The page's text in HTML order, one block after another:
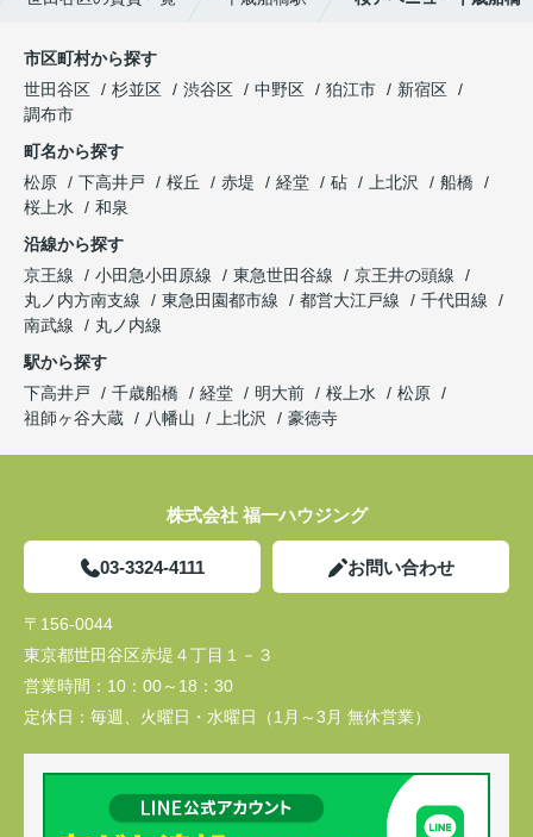
市区町村から探す
世田谷区
杉並区 渋谷区 中野区 狛江市
新宿区
調布市
町名から探す
松原
下高井戸 桜丘 赤堤 経堂 砧 上北沢
船橋
桜上水
和泉
沿線から探す
京王線
小田急小田原線 東急世田谷線
京王井の頭線
丸ノ内方南支線
東急田園都市線 都営大江戸線
千代田線
南武線
丸ノ内線
駅から探す
下高井戸
千歳船橋 経堂 明大前 桜上水
松原
祖師ヶ谷大蔵
八幡山 上北沢 豪徳寺
株式会社 福一ハウジング
03-3324-4111 お問い合わせ
〒156-0044
東京都世田谷区赤堤４丁目１－３
営業時間： 10：00～18：30
定休日： 毎週、火曜日・水曜日（1月～3月 無休営業）